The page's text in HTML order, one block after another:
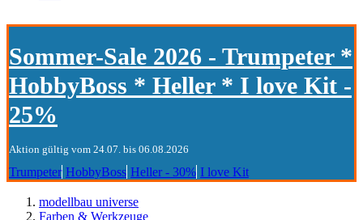
Sommer-Sale 2026 - Trumpeter *
HobbyBoss * Heller * I love Kit -
25%
Aktion gültig vom 24.07. bis 06.08.2026
Trumpeter HobbyBoss Heller - 30% I love Kit
modellbau universe
Farben & Werkzeuge